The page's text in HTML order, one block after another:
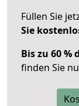
Füllen Sie
Sie
Bis zu 60 %
finden Sie